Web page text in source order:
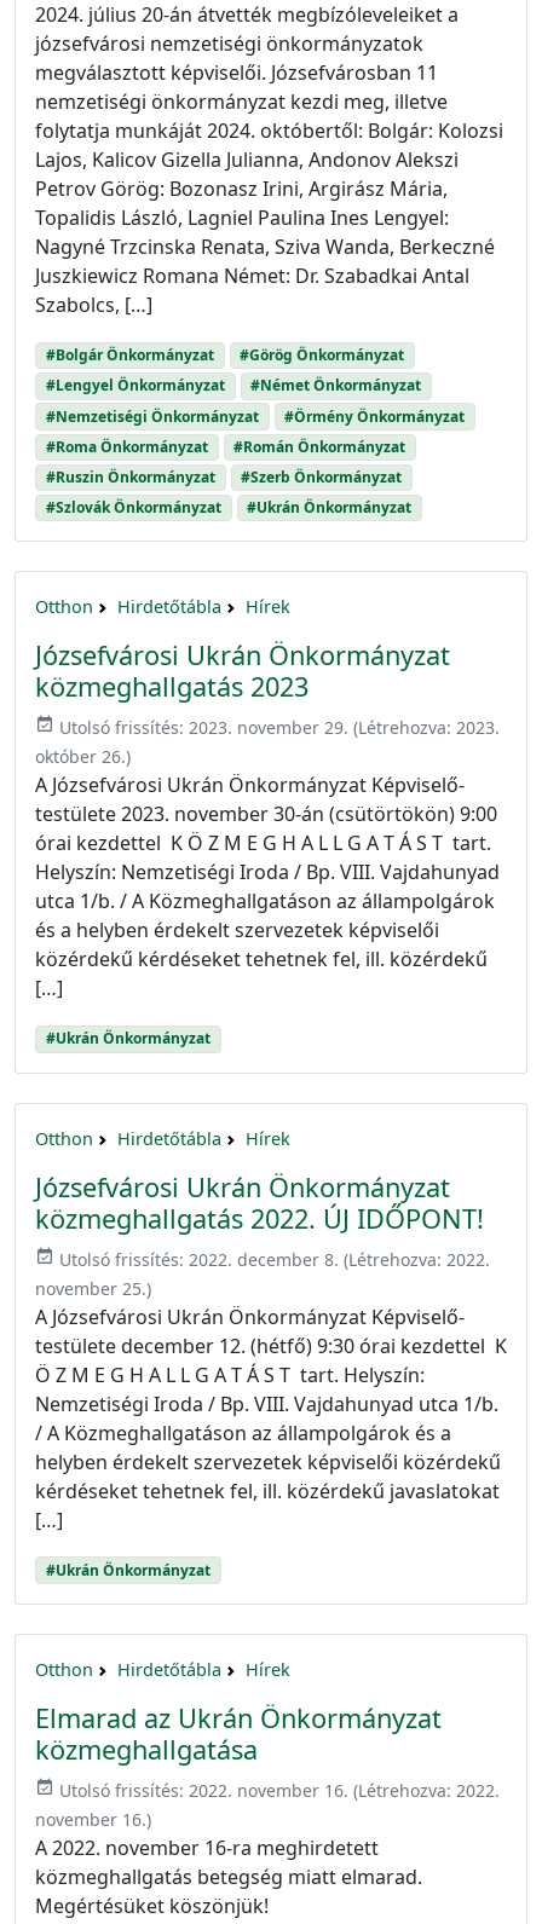
2024. július 20-án átvették megbízóleveleiket a
józsefvárosi nemzetiségi önkormányzatok
megválasztott képviselői. Józsefvárosban 11
nemzetiségi önkormányzat kezdi meg, illetve
folytatja munkáját 2024. októbertől: Bolgár: Kolozsi
Lajos, Kalicov Gizella Julianna, Andonov Alekszi
Petrov Görög: Bozonasz Irini, Argirász Mária,
Topalidis László, Lagniel Paulina Ines Lengyel:
Nagyné Trzcinska Renata, Sziva Wanda, Berkeczné
Juszkiewicz Romana Német: Dr. Szabadkai Antal
Szabolcs, […]
#Bolgár Önkormányzat
#Görög Önkormányzat
#Lengyel Önkormányzat
#Német Önkormányzat
#Nemzetiségi Önkormányzat
#Örmény Önkormányzat
#Roma Önkormányzat
#Román Önkormányzat
#Ruszin Önkormányzat
#Szerb Önkormányzat
#Szlovák Önkormányzat
#Ukrán Önkormányzat
Otthon Hirdetőtábla Hírek
Józsefvárosi Ukrán Önkormányzat
közmeghallgatás 2023
event_available Utolsó frissítés: 2023. november 29. (Létrehozva: 2023.
október 26.)
A Józsefvárosi Ukrán Önkormányzat Képviselő-
testülete 2023. november 30-án (csütörtökön) 9:00
órai kezdettel K Ö Z M E G H A L L G A T Á S T tart.
Helyszín: Nemzetiségi Iroda / Bp. VIII. Vajdahunyad
utca 1/b. / A Közmeghallgatáson az állampolgárok
és a helyben érdekelt szervezetek képviselői
közérdekű kérdéseket tehetnek fel, ill. közérdekű
[…]
#Ukrán Önkormányzat
Otthon Hirdetőtábla Hírek
Józsefvárosi Ukrán Önkormányzat
közmeghallgatás 2022. ÚJ IDŐPONT!
event_available Utolsó frissítés: 2022. december 8. (Létrehozva: 2022.
november 25.)
A Józsefvárosi Ukrán Önkormányzat Képviselő-
testülete december 12. (hétfő) 9:30 órai kezdettel K
Ö Z M E G H A L L G A T Á S T tart. Helyszín:
Nemzetiségi Iroda / Bp. VIII. Vajdahunyad utca 1/b.
/ A Közmeghallgatáson az állampolgárok és a
helyben érdekelt szervezetek képviselői közérdekű
kérdéseket tehetnek fel, ill. közérdekű javaslatokat
[…]
#Ukrán Önkormányzat
Otthon Hirdetőtábla Hírek
Elmarad az Ukrán Önkormányzat
közmeghallgatása
event_available Utolsó frissítés: 2022. november 16. (Létrehozva: 2022.
november 16.)
A 2022. november 16-ra meghirdetett
közmeghallgatás betegség miatt elmarad.
Megértésüket köszönjük!